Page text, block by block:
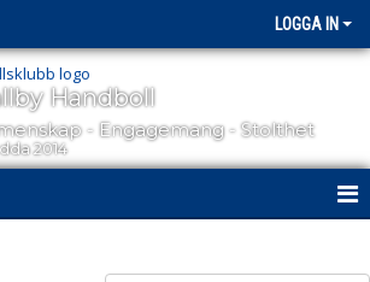
LOGGA IN
Handboll
- Engagemang - Stolthet
2014